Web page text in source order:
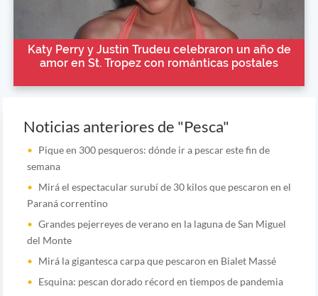
Katy Perry y Justin Trudeu celebraron un año de
amor en St. Tropez con románticas postales
Noticias anteriores de "Pesca"
Pique en 300 pesqueros: dónde ir a pescar este fin de
semana
Mirá el espectacular surubí de 30 kilos que pescaron en el
Paraná correntino
Grandes pejerreyes de verano en la laguna de San Miguel
del Monte
Mirá la gigantesca carpa que pescaron en Bialet Massé
Esquina: pescan dorado récord en tiempos de pandemia